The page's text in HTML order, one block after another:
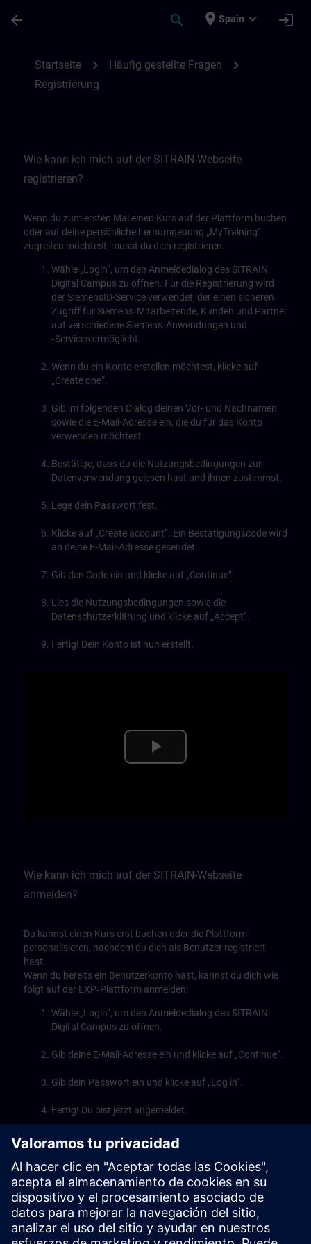
arrow_back search place Spain expand_more login
Startseite chevron_right Häufig gestellte Fragen chevron_right
Registrierung
Wie kann ich mich auf der SITRAIN-Webseite
registrieren?
Wenn du zum ersten Mal einen Kurs auf der Plattform buchen
oder auf deine persönliche Lernumgebung „MyTraining“
zugreifen möchtest, musst du dich registrieren.
Wähle „Login“, um den Anmeldedialog des SITRAIN
Digital Campus zu öffnen. Für die Registrierung wird
der SiemensID-Service verwendet, der einen sicheren
Zugriff für Siemens‑Mitarbeitende, Kunden und Partner
auf verschiedene Siemens‑Anwendungen und
‑Services ermöglicht.
Wenn du ein Konto erstellen möchtest, klicke auf
„Create one“.
Gib im folgenden Dialog deinen Vor- und Nachnamen
sowie die E-Mail-Adresse ein, die du für das Konto
verwenden möchtest.
Bestätige, dass du die Nutzungsbedingungen zur
Datenverwendung gelesen hast und ihnen zustimmst.
Lege dein Passwort fest.
Klicke auf „Create account“. Ein Bestätigungscode wird
an deine E-Mail-Adresse gesendet.
Gib den Code ein und klicke auf „Continue“.
Lies die Nutzungsbedingungen sowie die
Datenschutzerklärung und klicke auf „Accept“.
Fertig! Dein Konto ist nun erstellt.
Play
Wie kann ich mich auf der SITRAIN-Webseite
anmelden?
Du kannst einen Kurs erst buchen oder die Plattform
personalisieren, nachdem du dich als Benutzer registriert
hast.
Wenn du bereits ein Benutzerkonto hast, kannst du dich wie
folgt auf der LXP‑Plattform anmelden:
Wähle „Login“, um den Anmeldedialog des SITRAIN
Digital Campus zu öffnen.
Gib deine E-Mail-Adresse ein und klicke auf „Continue“.
Gib dein Passwort ein und klicke auf „Log in“.
Fertig! Du bist jetzt angemeldet.
Play